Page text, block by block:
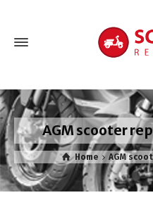
AGM scooter
Home AGM